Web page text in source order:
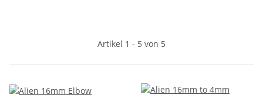
Artikel 1 - 5 von 5